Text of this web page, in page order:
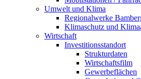
Umwelt und Klima
Regionalwerke
Klimaschutz und
Wirtschaft
Investitionsstandort
Strukturdaten
Wirtschaftsfilm
Gewerbeflächen